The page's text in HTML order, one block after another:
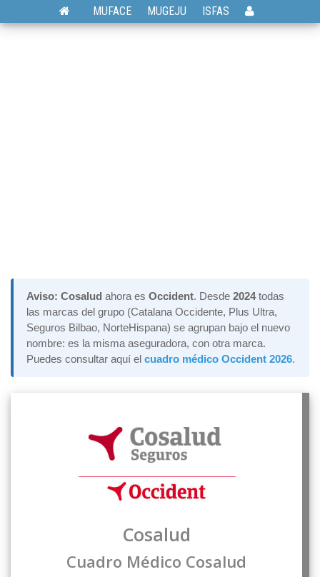
MUFACE MUGEJU ISFAS
Aviso: Cosalud ahora es Occident. Desde 2024todas
las marcas del grupo (Catalana Occidente, Plus Ultra,
Seguros Bilbao, NorteHispana) se agrupan bajo el nuevo
nombre: es la misma aseguradora, con otra marca.
Puedes consultar aquí el cuadro médico Occident 2026.
Cosalud
Cuadro Médico Cosalud